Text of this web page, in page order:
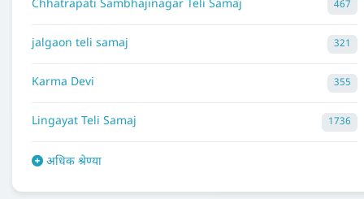
Chhatrapati Sambhajinagar Teli Samaj 467
jalgaon teli samaj 321
Karma Devi 355
Lingayat Teli Samaj 1736
अधिक श्रेण्या